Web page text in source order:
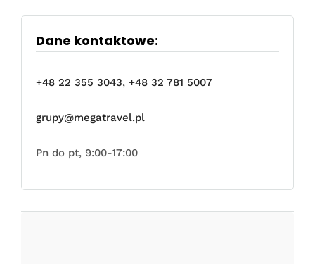
Dane kontaktowe:
+48 22 355 3043, +48 32 781 5007
grupy@megatravel.pl
Pn do pt, 9:00-17:00